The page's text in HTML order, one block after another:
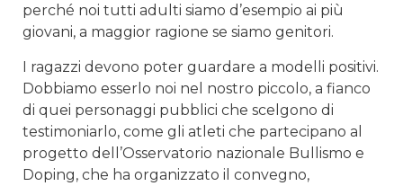
perché noi tutti adulti siamo d’esempio ai più
giovani, a maggior ragione se siamo genitori.
I ragazzi devono poter guardare a modelli positivi.
Dobbiamo esserlo noi nel nostro piccolo, a fianco
di quei personaggi pubblici che scelgono di
testimoniarlo, come gli atleti che partecipano al
progetto dell’Osservatorio nazionale Bullismo e
Doping, che ha organizzato il convegno,